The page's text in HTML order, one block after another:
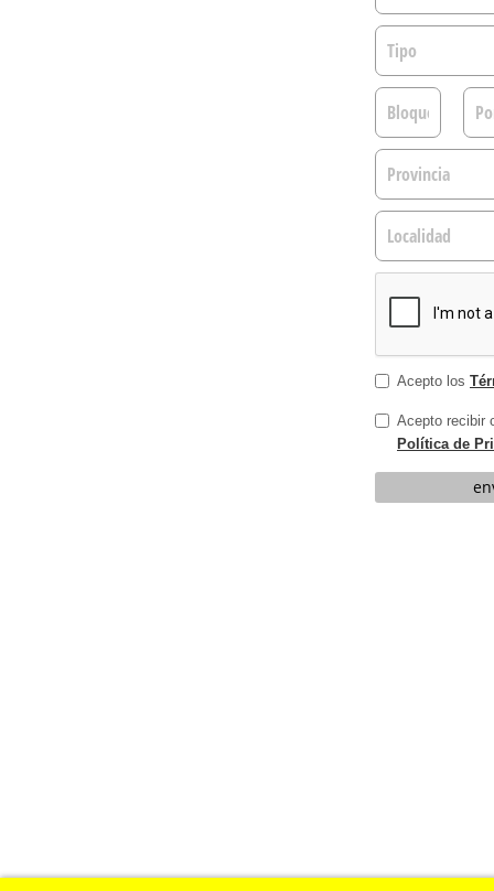
Acepto los
Acepto recibir
Política de